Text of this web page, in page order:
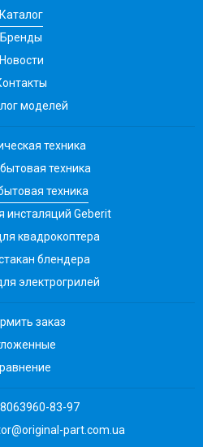
Каталог
Бренды
Новости
моделей
техника
техника
техника
инсталяций Geberit
квадрокоптера
блендера
электрогрилей
заказ
83-97
part.com.ua